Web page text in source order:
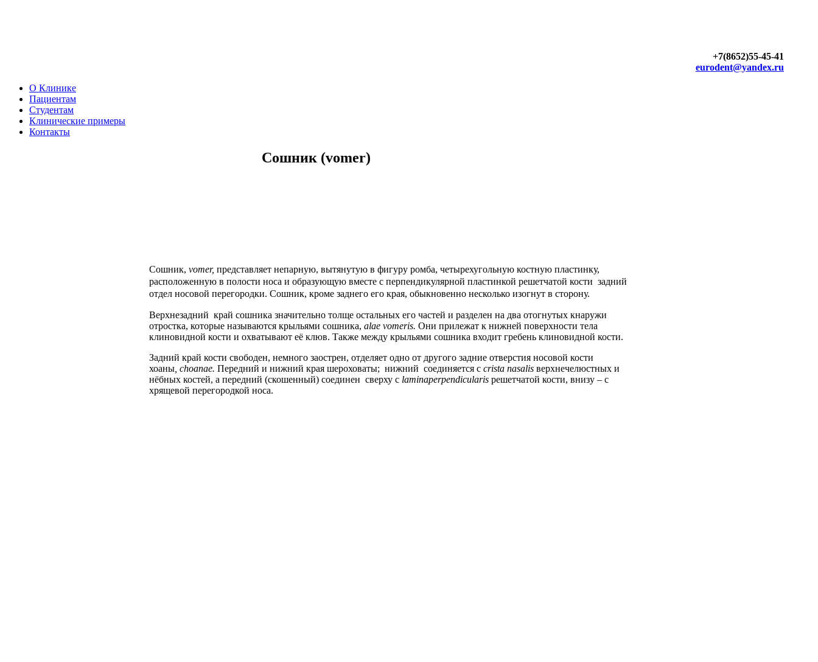
+7(8652)55-45-41
eurodent@yandex.ru
О Клинике
Пациентам
Студентам
Клинические примеры
Контакты
Сошник (vomer)
Сошник, vomer, представляет непарную, вытянутую в фигуру ромба, четырехугольную костную пластинку,
расположенную в полости носа и образующую вместе с перпендикулярной пластинкой решетчатой кости задний
отдел носовой перегородки. Сошник, кроме заднего его края, обыкновенно несколько изогнут в сторону.
Верхнезадний край сошника значительно толще остальных его частей и разделен на два отогнутых кнаружи
отростка, которые называются крыльями сошника, alae vomeris. Они прилежат к нижней поверхности тела
клиновидной кости и охватывают её клюв. Также между крыльями сошника входит гребень клиновидной кости.
Задний край кости свободен, немного заострен, отделяет одно от другого задние отверстия носовой кости
хоаны choanae. Передний и нижний края шероховаты; нижний соединяется с crista nasalis верхнечелюстных и
нёбных костей, а передний (скошенный) соединен сверху с laminaperpendicularis решетчатой кости, внизу – с
хрящевой перегородкой носа.